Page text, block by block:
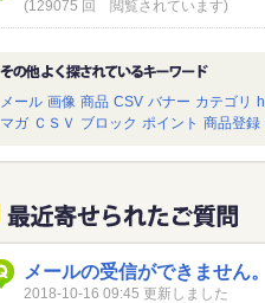
(129075 回 閲覧されています)
メール 画像 商品 CSV バナー カテゴリ
マガ ＣＳＶ ブロック ポイント 商品登録
メールの受信ができません。
2018-10-16 09:45 更新しました